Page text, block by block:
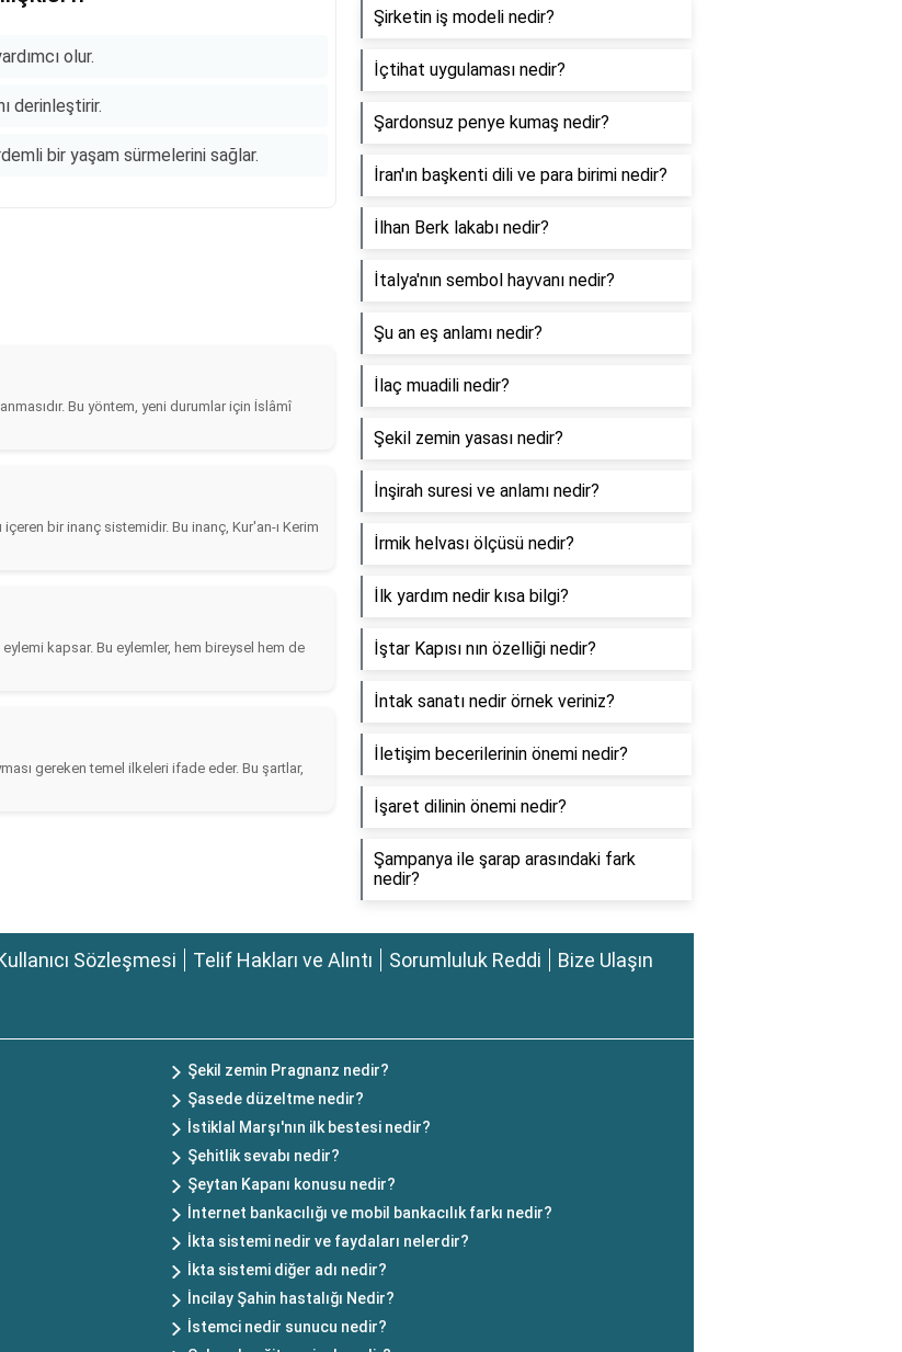
olur.
derinleştirir.
bir yaşam sürmelerini sağlar.
Bu yöntem, yeni durumlar için İslâmî
bir inanç sistemidir. Bu inanç, Kur'an-ı Kerim
kapsar. Bu eylemler, hem bireysel hem de
gereken temel ilkeleri ifade eder. Bu şartlar,
Şirketin iş modeli nedir?
İçtihat uygulaması nedir?
Şardonsuz penye kumaş nedir?
İran'ın başkenti dili ve para birimi nedir?
İlhan Berk lakabı nedir?
İtalya'nın sembol hayvanı nedir?
Şu an eş anlamı nedir?
İlaç muadili nedir?
Şekil zemin yasası nedir?
İnşirah suresi ve anlamı nedir?
İrmik helvası ölçüsü nedir?
İlk yardım nedir kısa bilgi?
İştar Kapısı nın özelliği nedir?
İntak sanatı nedir örnek veriniz?
İletişim becerilerinin önemi nedir?
İşaret dilinin önemi nedir?
Şampanya ile şarap arasındaki fark
nedir?
Sözleşmesi Telif Hakları ve Alıntı Sorumluluk Reddi Bize Ulaşın
Şekil zemin Pragnanz nedir?
Şasede düzeltme nedir?
İstiklal Marşı'nın ilk bestesi nedir?
Şehitlik sevabı nedir?
Şeytan Kapanı konusu nedir?
İnternet bankacılığı ve mobil bankacılık farkı nedir?
İkta sistemi nedir ve faydaları nelerdir?
İkta sistemi diğer adı nedir?
İncilay Şahin hastalığı Nedir?
İstemci nedir sunucu nedir?